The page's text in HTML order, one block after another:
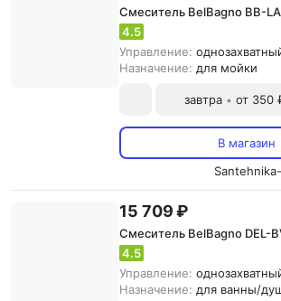
Смеситель BelBagno BB-
4.5
Управление:
Назначение: для мойки
завтра • от 350
В магазин
15 709 ₽
Смеситель BelBagno DEL-
4.5
Управление:
Назначение: для ванны/